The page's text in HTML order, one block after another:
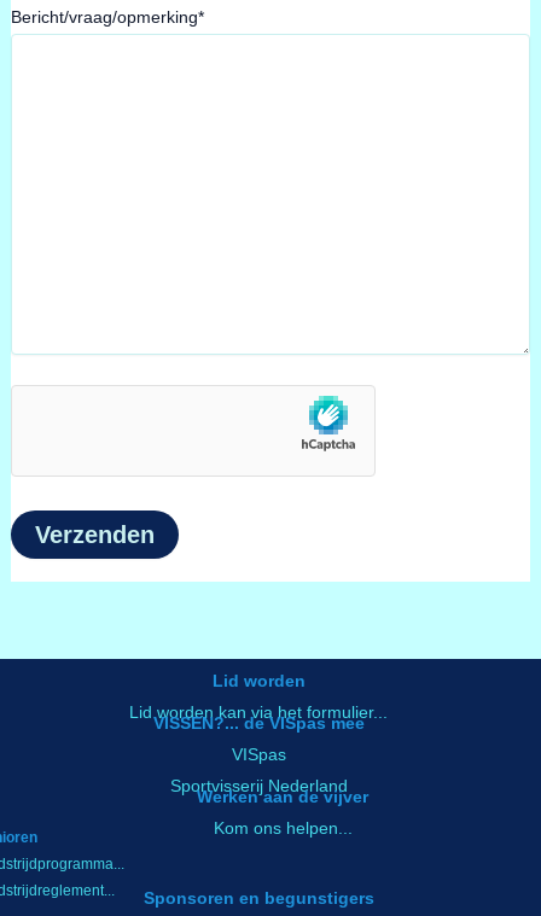
Bericht/vraag/opmerking*
Lid worden
Lid worden kan via het formulier...
VISSEN?... de VISpas mee
VISpas
Sportvisserij Nederland
Werken aan de vijver
Kom ons helpen...
Sponsoren en begunstigers